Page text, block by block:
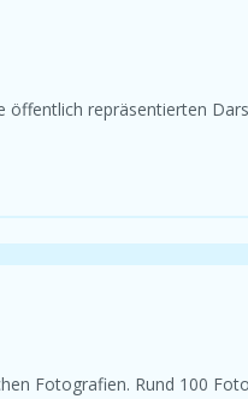
öffentlich repräsentierten
Fotografien. Rund 100